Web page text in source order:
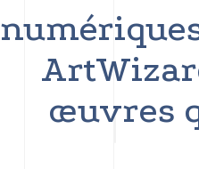
œuvres